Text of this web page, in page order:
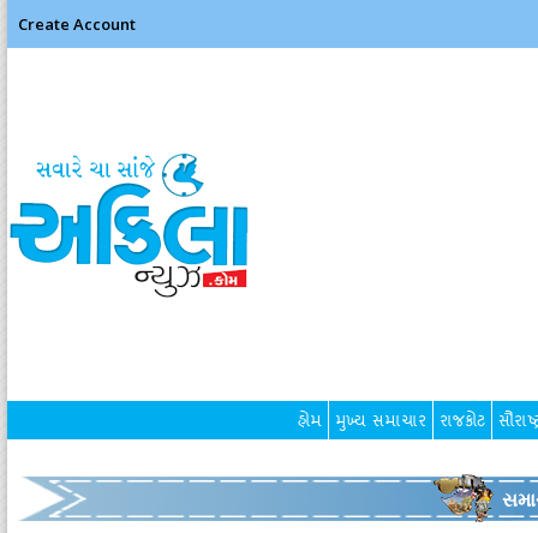
Create Account
હોમ મુખ્ય સમાચાર રાજકોટ